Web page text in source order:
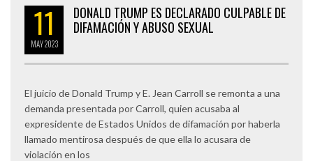
11
MAY2023
DONALD TRUMP ES DECLARADO CULPABLE DE
DIFAMACIÓN Y ABUSO SEXUAL
El juicio de Donald Trump y E. Jean Carroll se remonta a una
demanda presentada por Carroll, quien acusaba al
expresidente de Estados Unidos de difamación por haberla
llamado mentirosa después de que ella lo acusara de
violación en los